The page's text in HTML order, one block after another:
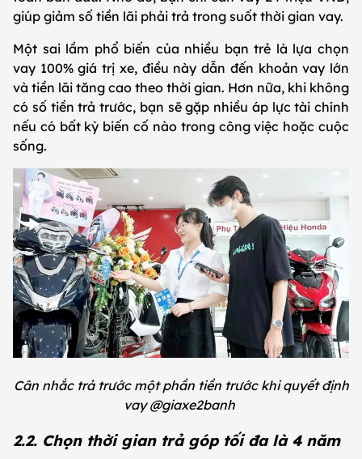
giúp giảm số tiền lãi phải trả trong suốt thời gian vay.
Một sai lầm phổ biến của nhiều bạn trẻ là lựa chọn
vay 100% giá trị xe, điều này dẫn đến khoản vay lớn
và tiền lãi tăng cao theo thời gian. Hơn nữa, khi không
có số tiền trả trước, bạn sẽ gặp nhiều áp lực tài chính
nếu có bất kỳ biến cố nào trong công việc hoặc cuộc
sống.
Cân nhắc trả trước một phần tiền trước khi quyết định
vay @giaxe2banh
2.2. Chọn thời gian trả góp tối đa là 4 năm